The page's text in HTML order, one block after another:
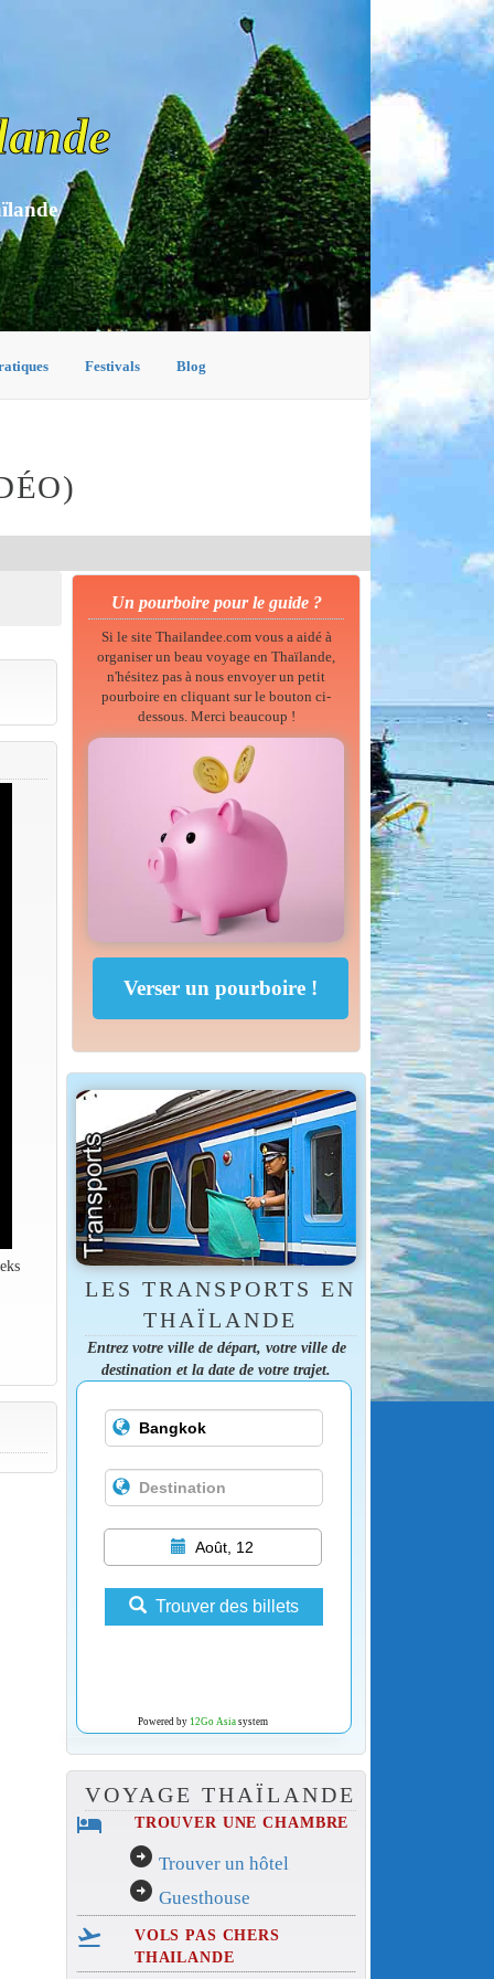
Festivals Blog
Un pourboire pour le guide ?
Si le site Thailandee.com vous a aidé à
organiser un beau voyage en Thaïlande,
n'hésitez pas à nous envoyer un petit
pourboire en cliquant sur le bouton ci-
dessous. Merci beaucoup !
LES TRANSPORTS EN
THAÏLANDE
Entrez votre ville de départ, votre ville de
destination et la date de votre trajet.
Août, 12
Trouver des billets
Powered by 12Go Asiasystem
VOYAGE THAÏLANDE
hotel TROUVER UNE CHAMBRE
arrow_circle_right Trouver un hôtel
arrow_circle_right Guesthouse
flight_takeoff
VOLS PAS CHERS
THAILANDE